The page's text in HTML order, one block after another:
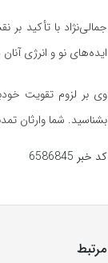
جمالی‌نژاد با تأکید
ایده‌های نو و انرژی
وی بر لزوم تقویت
بشناسید. شما وارثان
کد خبر 6586845
مرتبط